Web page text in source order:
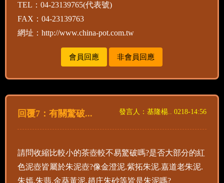
TEL：04-23139765(代表號)
FAX：04-23139763
網址：http://www.china-pot.com.tw
會員回應 非會員回應
回覆7：有關驚破... 發言人：基隆楊.. 0218-14:56
請問收縮比較小的茶壺較不易驚破嗎?是否大部分的紅
色泥壺皆屬於朱泥壺?像金澄泥.紫拓朱泥.嘉道老朱泥.
朱嫣.朱翡.金葵黃泥.趙庄朱砂等皆是朱泥嗎?